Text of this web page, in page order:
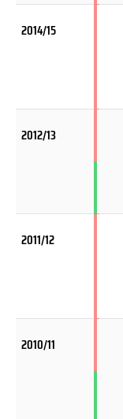
2014/15
2012/13
2011/12
2010/11